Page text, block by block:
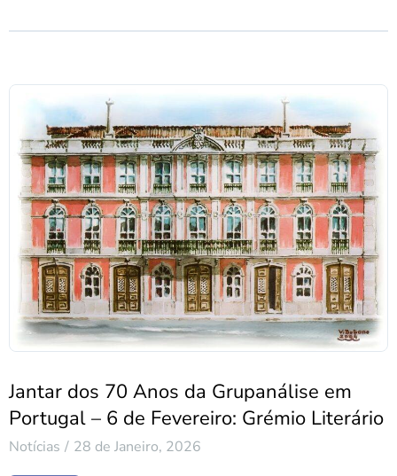
Jantar dos 70 Anos da Grupanálise em
Portugal – 6 de Fevereiro: Grémio Literário
Notícias 28 de Janeiro, 2026